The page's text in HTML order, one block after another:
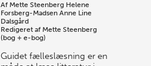
Af Mette Steenberg Helene
Forsberg-Madsen Anne Line
Dalsgård
Redigeret af Mette Steenberg
(bog + e-bog)
Guidet fælleslæsning er en